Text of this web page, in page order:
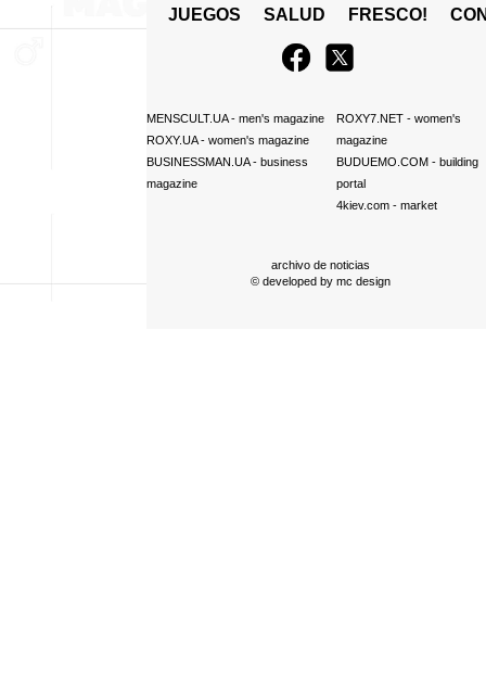
JUEGOS
SALUD FRESCO!
MENSCULT.UA- men's magazine
ROXY.UA- women's magazine
BUSINESSMAN.UA- business
magazine
ROXY7.NET- women's
magazine
BUDUEMO.COM- building
portal
4kiev.com- market
archivo de noticias
© developed by mc design